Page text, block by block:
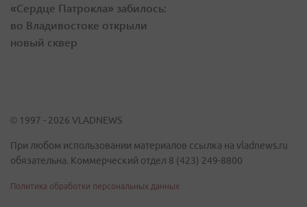
«Сердце Патрокла» забилось:
во Владивостоке открыли
новый сквер
© 1997 - 2026 VLADNEWS
При любом использовании материалов ссылка на vladnews.ru
обязательна. Коммерческий отдел 8 (423) 249-8800
Политика обработки персональных данных